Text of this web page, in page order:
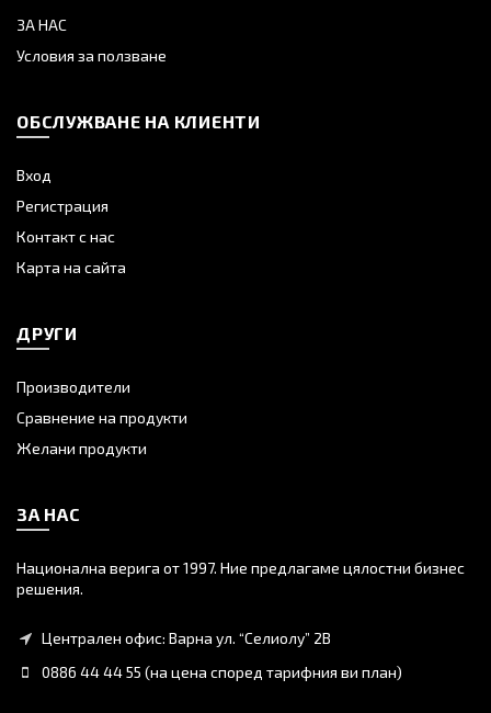
ЗА НАС
Условия за ползване
ОБСЛУЖВАНЕ НА КЛИЕНТИ
Вход
Регистрация
Контакт с нас
Карта на сайта
ДРУГИ
Производители
Сравнение на продукти
Желани продукти
ЗА НАС
Национална верига от 1997. Ние предлагаме цялостни бизнес
решения.
Централен офис: Варна ул. “Селиолу” 2В
0886 44 44 55 (на цена според тарифния ви план)